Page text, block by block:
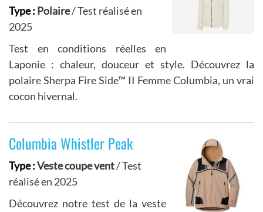
Type : Polaire/ Test réalisé en
2025
Test en conditions réelles en
Laponie : chaleur, douceur et style. Découvrez la
polaire Sherpa Fire Side™ II Femme Columbia, un vrai
cocon hivernal.
Columbia Whistler Peak
Type :Veste coupe vent/ Test
réalisé en 2025
Découvrez notre test de la veste